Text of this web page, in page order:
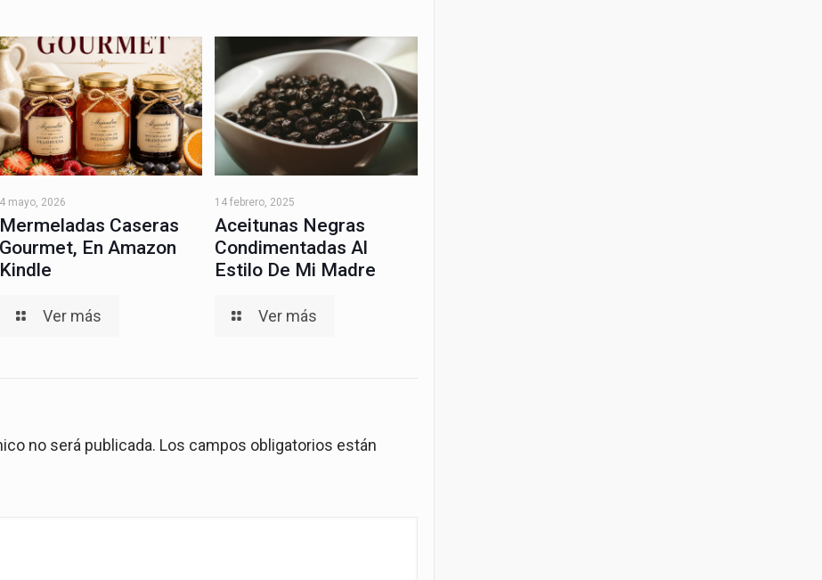
4 mayo, 2026
Mermeladas Caseras
Gourmet, En Amazon
Kindle
Ver más
14 febrero, 2025
Aceitunas Negras
Condimentadas Al
Estilo De Mi Madre
Ver más
no será publicada. Los campos obligatorios están